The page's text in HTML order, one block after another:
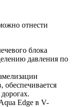
отнести
блока
давления по
обеспечивается
Edge в V-